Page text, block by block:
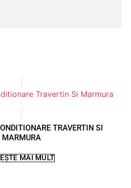
TRAVERTIN SI
MARMURA
MAI MULT